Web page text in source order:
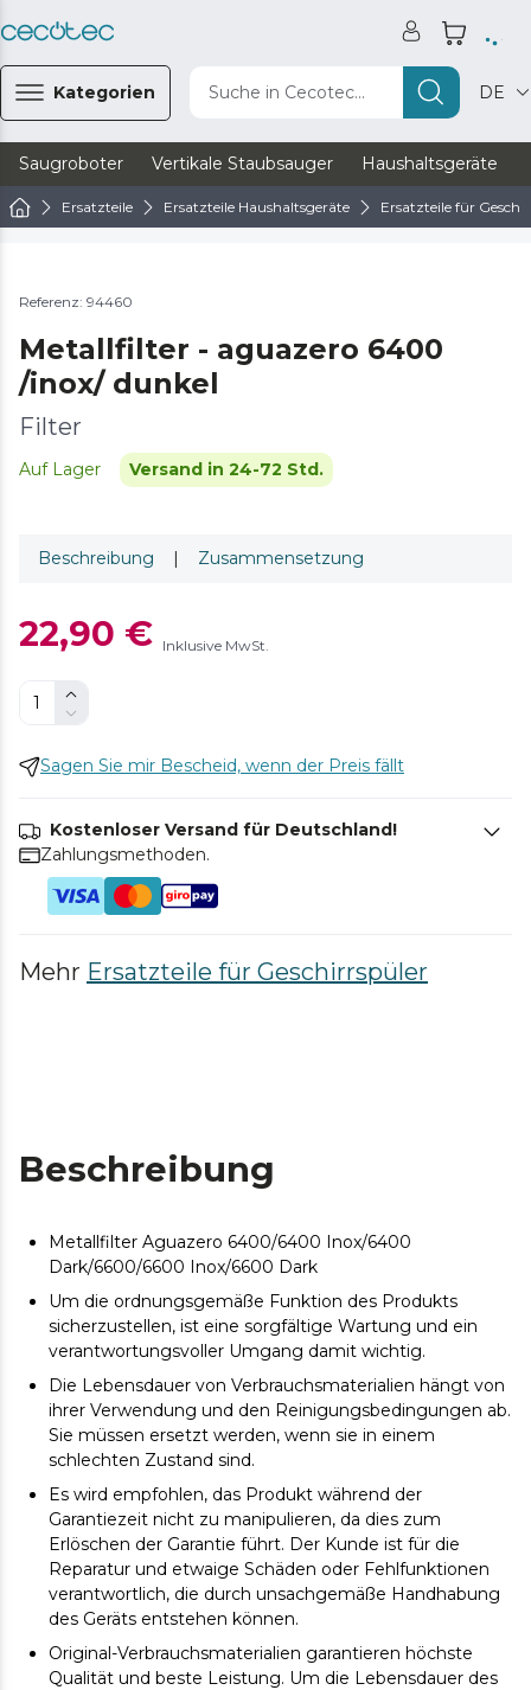
Kategorien Suche in Cecotec... DE
Saugroboter Vertikale Staubsauger Haushaltsgeräte
Ersatzteile Ersatzteile Haushaltsgeräte Ersatzteile für
Referenz: 94460
Metallfilter - aguazero 6400
/inox/ dunkel
Filter
Auf Lager Versand in 24-72 Std.
Beschreibung | Zusammensetzung
22,90 € Inklusive MwSt.
Sagen Sie mir Bescheid, wenn der Preis fällt
Kostenloser Versand für Deutschland!
Zahlungsmethoden.
Mehr Ersatzteile für Geschirrspüler
Beschreibung
Metallfilter Aguazero 6400/6400 Inox/6400
Dark/6600/6600 Inox/6600 Dark
Um die ordnungsgemäße Funktion des Produkts
sicherzustellen, ist eine sorgfältige Wartung und ein
verantwortungsvoller Umgang damit wichtig.
Die Lebensdauer von Verbrauchsmaterialien hängt von
ihrer Verwendung und den Reinigungsbedingungen ab.
Sie müssen ersetzt werden, wenn sie in einem
schlechten Zustand sind.
Es wird empfohlen, das Produkt während der
Garantiezeit nicht zu manipulieren, da dies zum
Erlöschen der Garantie führt. Der Kunde ist für die
Reparatur und etwaige Schäden oder Fehlfunktionen
verantwortlich, die durch unsachgemäße Handhabung
des Geräts entstehen können.
Original-Verbrauchsmaterialien garantieren höchste
Qualität und beste Leistung. Um die Lebensdauer des